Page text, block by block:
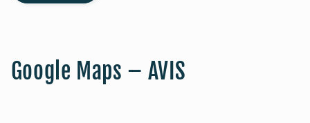
c
t
Google Maps – AVIS